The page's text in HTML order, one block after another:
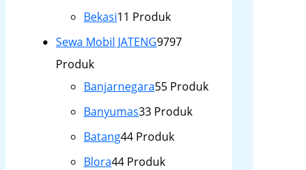
Bekasi11 Produk
Sewa Mobil JATENG9797
Produk
Banjarnegara55 Produk
Banyumas33 Produk
Batang44 Produk
Blora44 Produk